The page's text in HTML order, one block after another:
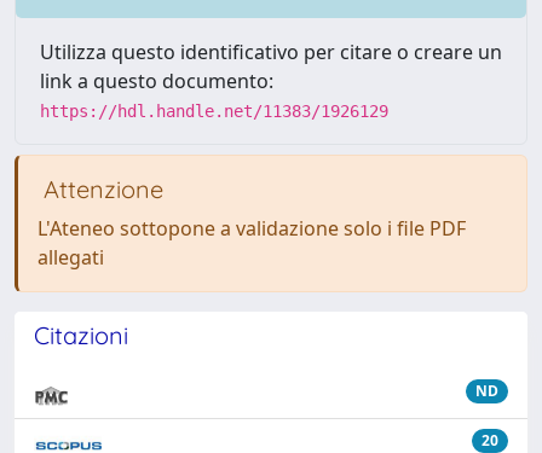
Utilizza questo identificativo per citare o creare un
link a questo documento:
https://hdl.handle.net/11383/1926129
Attenzione
L'Ateneo sottopone a validazione solo i file PDF
allegati
Citazioni
ND
20